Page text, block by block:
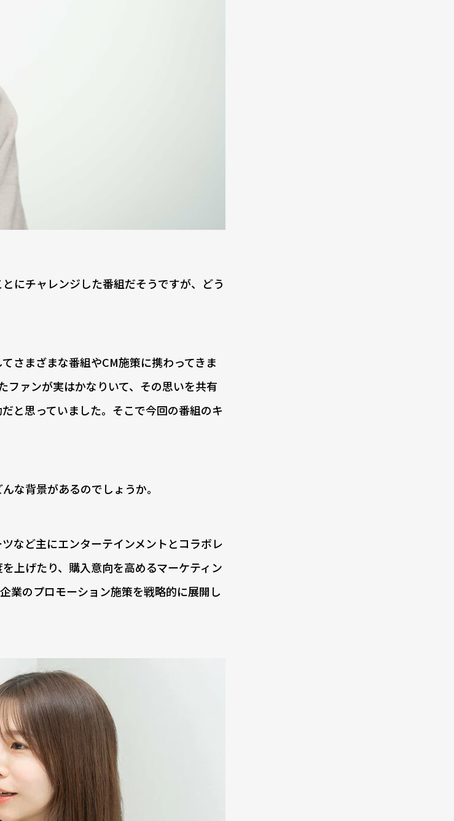
にチャレンジした番組だそうですが、どう
さまざまな番組やCM施策に携わってきま
ファンが実はかなりいて、その思いを共有
と思っていました。そこで今回の番組のキ
な背景があるのでしょうか。
など主にエンターテインメントとコラボレ
上げたり、購入意向を高めるマーケティン
業のプロモーション施策を戦略的に展開し